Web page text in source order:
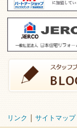
リンク サイトマップ